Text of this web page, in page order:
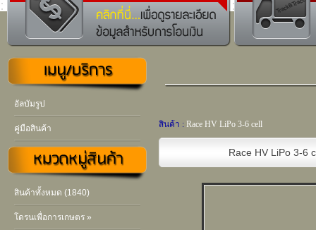
อัลบัมรูป
คู่มือสินค้า
สินค้าทั้งหมด (1840)
โดรนเพื่อการเกษตร »
สินค้า : Race HV LiPo 3-6 cell
Race HV LiPo 3-6